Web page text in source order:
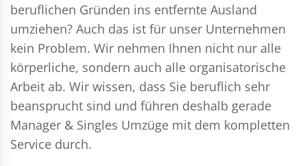
beruflichen Gründen ins entfernte Ausland
umziehen? Auch das ist für unser Unternehmen
kein Problem. Wir nehmen Ihnen nicht nur alle
körperliche, sondern auch alle organisatorische
Arbeit ab. Wir wissen, dass Sie beruflich sehr
beansprucht sind und führen deshalb gerade
Manager & Singles Umzüge mit dem kompletten
Service durch.